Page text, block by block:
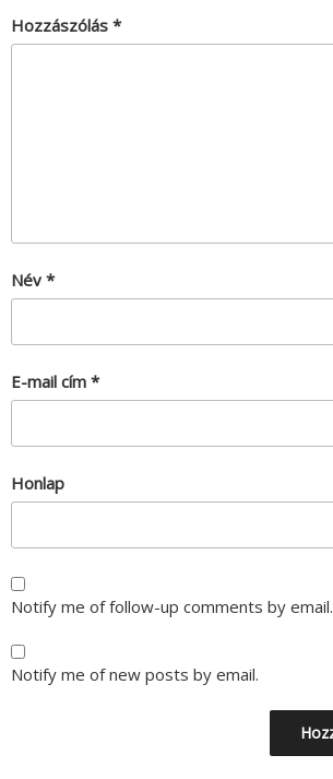
Hozzászólás *
Név *
E-mail cím *
Honlap
Notify me of follow-up comments by email.
Notify me of new posts by email.